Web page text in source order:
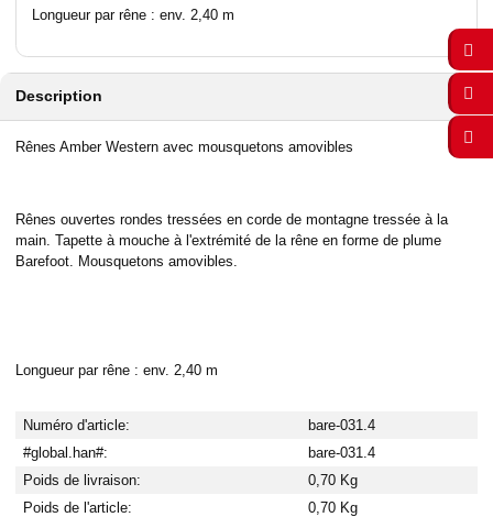
Longueur par rêne : env. 2,40 m
Description
Rênes Amber Western avec mousquetons amovibles
Rênes ouvertes rondes tressées en corde de montagne tressée à la
main. Tapette à mouche à l'extrémité de la rêne en forme de plume
Barefoot. Mousquetons amovibles.
Longueur par rêne : env. 2,40 m
Numéro d'article:
bare-031.4
#global.han#:
bare-031.4
Poids de livraison:
0,70 Kg
Poids de l'article:
0,70 Kg